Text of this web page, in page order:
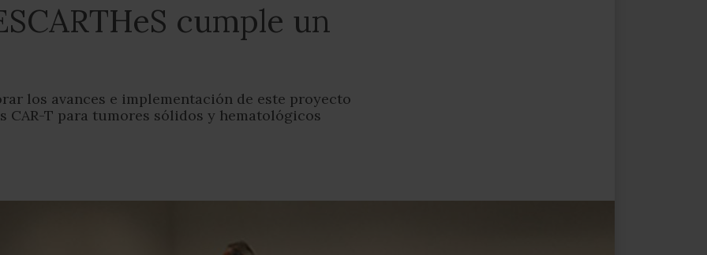
cumple un
los avances e implementación de este proyecto
CAR-T para tumores sólidos y hematológicos